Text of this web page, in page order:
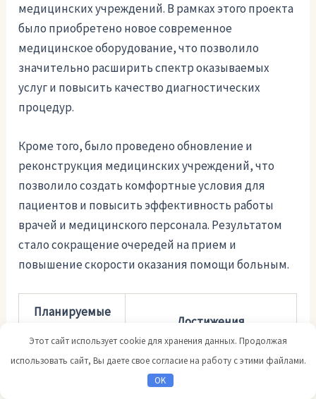
медицинских учреждений. В рамках этого проекта
было приобретено новое современное
медицинское оборудование, что позволило
значительно расширить спектр оказываемых
услуг и повысить качество диагностических
процедур.
Кроме того, было проведено обновление и
реконструкция медицинских учреждений, что
позволило создать комфортные условия для
пациентов и повысить эффективность работы
врачей и медицинского персонала. Результатом
стало сокращение очередей на прием и
повышение скорости оказания помощи больным.
Планируемые
Достижения
Открытие
Открыто 3 новых
Этот сайт использует cookie для хранения данных. Продолжая
использовать сайт, Вы даете свое согласие на работу с этими файлами.
OK